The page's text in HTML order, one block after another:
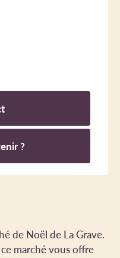
de Noël de La Grave.
marché vous offre
?